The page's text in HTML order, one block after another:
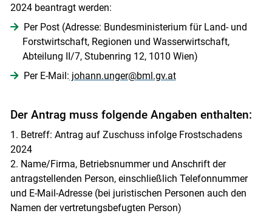
2024 beantragt werden:
Per Post (Adresse: Bundesministerium für Land- und
Forstwirtschaft, Regionen und Wasserwirtschaft,
Abteilung II/7, Stubenring 12, 1010 Wien)
Per E-Mail: johann.unger@bml.gv.at
Der Antrag muss folgende Angaben enthalten:
1. Betreff: Antrag auf Zuschuss infolge Frostschadens
2024
2. Name/Firma, Betriebsnummer und Anschrift der
antragstellenden Person, einschließlich Telefonnummer
und E-Mail-Adresse (bei juristischen Personen auch den
Namen der vertretungsbefugten Person)